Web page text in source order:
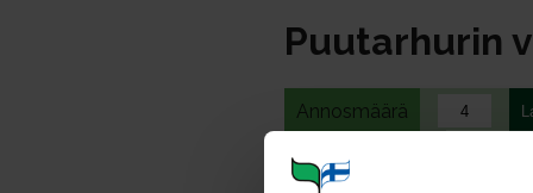
Puutarhurin
Annosmäärä